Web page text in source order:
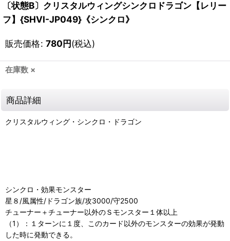
〔状態B〕クリスタルウィングシンクロドラゴン【レリー
フ】{SHVI-JP049}《シンクロ》
販売価格: 780円(税込)
在庫数 ×
商品詳細
クリスタルウィング・シンクロ・ドラゴン
シンクロ・効果モンスター
星８/風属性/ドラゴン族/攻3000/守2500
チューナー＋チューナー以外のＳモンスター１体以上
（1）：１ターンに１度、このカード以外のモンスターの効果が発動
した時に発動できる。